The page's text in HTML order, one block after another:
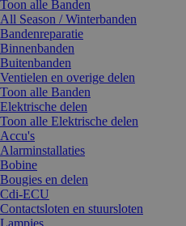
Toon alle Banden
All Season / Winterbanden
Bandenreparatie
Binnenbanden
Buitenbanden
Ventielen en overige delen
Toon alle Banden
Elektrische delen
Toon alle Elektrische delen
Accu's
Alarminstallaties
Bobine
Bougies en delen
Cdi-ECU
Contactsloten en stuursloten
Lampjes